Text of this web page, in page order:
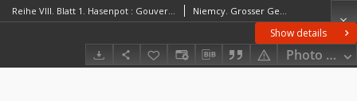
Show details
Photo
Reihe VIII. Blatt 1. Hasenpot : Gouvernement Kurland Niemcy. Grosser Generalstab. Kartographische Abteilung. Redaktor